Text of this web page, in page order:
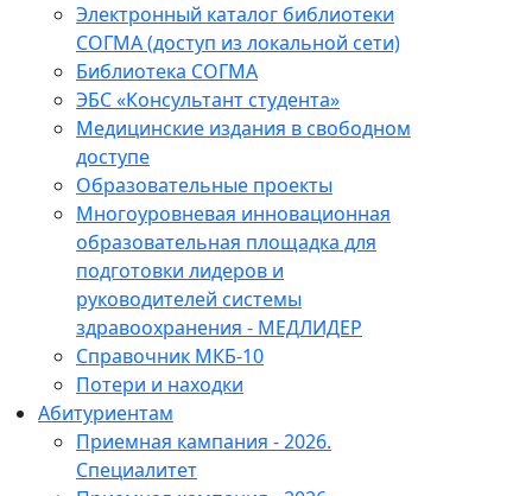
Электронный каталог библиотеки
СОГМА (доступ из локальной сети)
Библиотека СОГМА
ЭБС «Консультант студента»
Медицинские издания в свободном
доступе
Образовательные проекты
Многоуровневая инновационная
образовательная площадка для
подготовки лидеров и
руководителей системы
здравоохранения - МЕДЛИДЕР
Справочник МКБ-10
Потери и находки
Абитуриентам
Приемная кампания - 2026.
Специалитет